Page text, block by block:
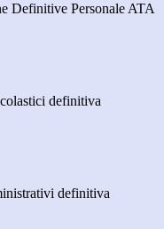
Definitive Personale ATA
definitiva
definitiva